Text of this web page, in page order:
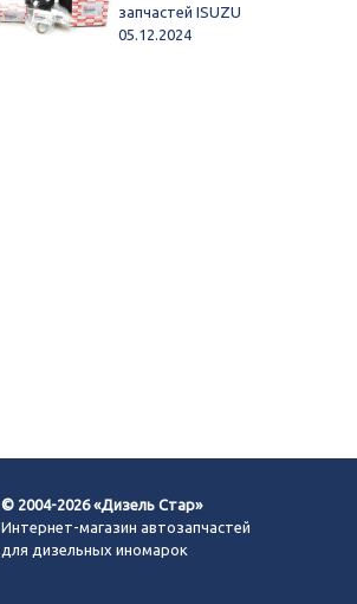
запчастей ISUZU
05.12.2024
© 2004-2026 «Дизель Стар»
Интернет-магазин автозапчастей
для дизельных иномарок